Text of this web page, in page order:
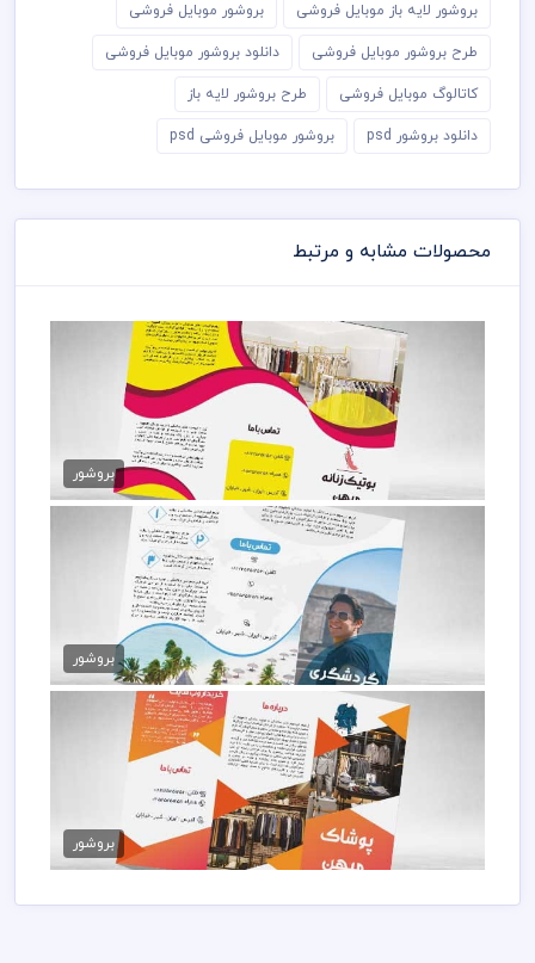
بروشور لایه باز موبایل فروشی بروشور موبایل فروشی
طرح بروشور موبایل فروشی دانلود بروشور موبایل فروشی
کاتالوگ موبایل فروشی طرح بروشور لایه باز
دانلود بروشور psd بروشور موبایل فروشی psd
محصولات مشابه و مرتبط
بروشور لایه باز بوتیک زنانه
99,000 تومان
بروشور
دانلود بروشور آژانس مسافرتی
99,000 تومان
بروشور
بروشور لایه باز پوشاک مردانه
99,000 تومان
بروشور